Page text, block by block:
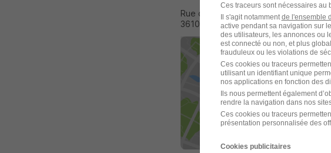
Rue des Coinchettes
36100 Issoudun
Ces traceurs sont nécessaires au
Il s'agit notamment de l'ensemble
active pendant sa navigation sur
des utilisateurs, les annonces ou
est connecté ou non, et plus
frauduleux ou les violations de
Ces cookies ou traceurs
utilisant un identifiant unique
nos applications en fonction des
Ils nous permettent également
rendre la navigation dans nos
Ces cookies ou traceurs
présentation personnalisée des
Cookies publicitaires